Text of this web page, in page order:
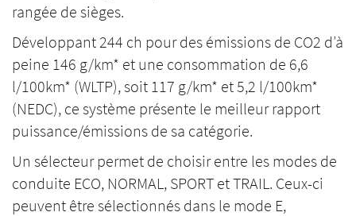
rangée de sièges.
Développant 244 ch pour des émissions de CO2 d’à
peine 146 g/km* et une consommation de 6,6
l/100km* (WLTP), soit 117 g/km* et 5,2 l/100km*
(NEDC), ce système présente le meilleur rapport
puissance/émissions de sa catégorie.
Un sélecteur permet de choisir entre les modes de
conduite ECO, NORMAL, SPORT et TRAIL. Ceux-ci
peuvent être sélectionnés dans le mode E,